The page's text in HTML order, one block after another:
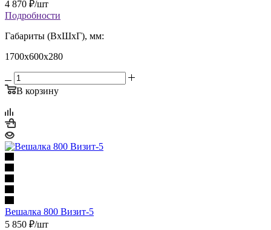
4 870 ₽/шт
Подробности
Габариты (ВхШхГ), мм:
1700х600х280
В корзину
Вешалка 800 Визит-5
5 850 ₽/шт